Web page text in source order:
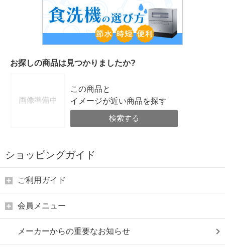
お探しの商品は見つかりましたか?
この商品と
イメージが近い商品を探す
検索する
ショッピングガイド
ご利用ガイド
会員メニュー
メーカーからの重要なお知らせ